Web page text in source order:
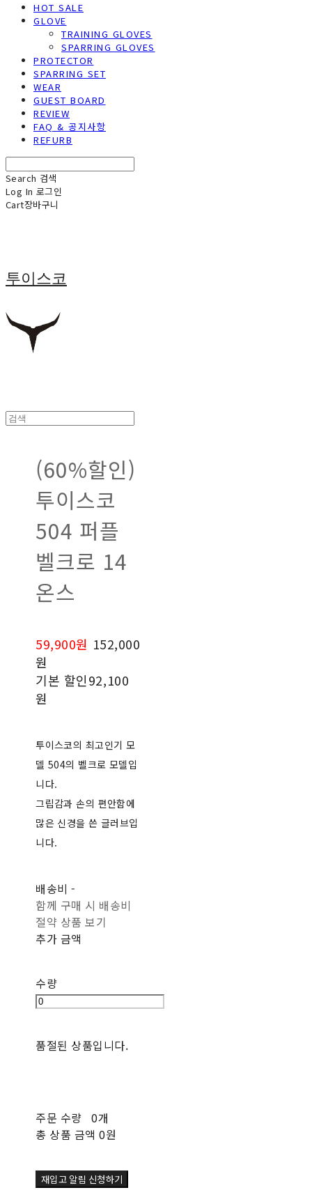
HOT SALE
GLOVE
TRAINING GLOVES
SPARRING GLOVES
PROTECTOR
SPARRING SET
WEAR
GUEST BOARD
REVIEW
FAQ & 공지사항
REFURB
Search 검색
Log In 로그인
Cart장바구니
투이스코
(60%할인)
투이스코
504 퍼플
벨크로 14
온스
59,900원 152,000
원
기본 할인92,100
원
투이스코의 최고인기 모
델 504의 벨크로 모델입
니다.
그립감과 손의 편안함에
많은 신경을 쓴 글러브입
니다.
배송비-
함께 구매 시 배송비
절약 상품 보기
추가 금액
수량
품절된 상품입니다.
주문 수량 0개
총 상품 금액 0원
재입고 알림 신청하기